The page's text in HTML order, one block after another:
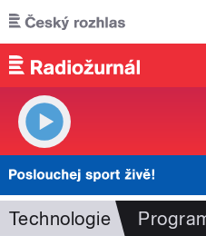
Přejít k hlavnímu obsahu
Technologie